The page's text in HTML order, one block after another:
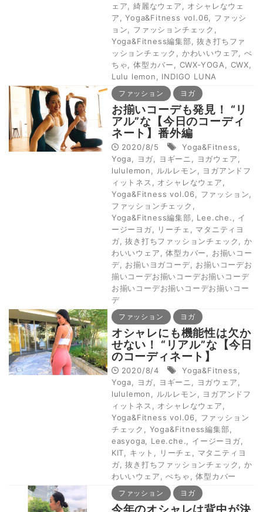
ェア 綺麗なウェア
オシャレなウェ
ア ,Yoga&Fitness vol.06
ファッシ
ョン
ファッションチェック
Yoga&Fitness編集部
,抜き打ちファ
ッションチェック
かわいいウェア
ぺ
ちゃ
体型カバー CWX-YOGA CWX
Lulu lemon
INDIGO LUNA
ファッション ヨガ
お揃いコーデも発見！ “リ
アル”な【今日のコーディ
ネート】番外編
2020/8/5 Yoga&Fitness
Yoga
ヨガ ヨギーニ ヨガウェア
lululemon
ルルレモン
ヨガアンドフ
ィットネス
オシャレなウェア
Yoga&Fitness vol.06
ファッション
ファッションチェック
Yoga&Fitness編集部
Lee.che.
イ
ージーヨガ
リーチェ
マタニティヨ
ガ ,抜き打ちファッションチェック
か
わいいウェア ,体型カバー
お揃いコー
デ, お揃いヨガコーデ, お揃いコーデお
揃いコーデお揃いコーデお揃いコーデ
お揃いコーデお揃いコーデお揃いコー
デ
ファッション ヨガ
オシャレにも機能性は欠か
せない！ “リアル”な【今日
のコーディネート】
2020/8/4 Yoga&Fitness
Yoga
ヨガ ヨギーニ ヨガウェア
lululemon
ルルレモン
ヨガアンドフ
ィットネス
オシャレなウェア
Yoga&Fitness vol.06
ファッション
チェック
Yoga&Fitness編集部
easyoga
Lee.che. イージーヨガ
KIT
キット リーチェ
マタニティヨ
ガ ,抜き打ちファッションチェック
か
わいいウェア ,ぺちゃ ,体型カバー
ファッション ヨガ